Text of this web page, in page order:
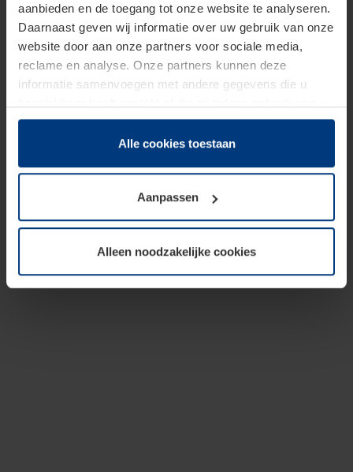
aanbieden en de toegang tot onze website te analyseren.
Daarnaast geven wij informatie over uw gebruik van onze
website door aan onze partners voor sociale media,
reclame en analyse. Onze partners kunnen deze
informatie samenvoegen met andere gegevens die u
hun diensten hebben verzameld.
Juridisch hebben wij het recht om cookies op uw
van deze pagina's absoluut vereist is. Voor alle andere
soorten cookies is uw toestemming benodigd. Uw
toestemming kunt u op elk moment bij de uitleg van de
wijzigen of herroepen.
Alle cookies toestaan
Aanpassen
Alleen noodzakelijke cookies